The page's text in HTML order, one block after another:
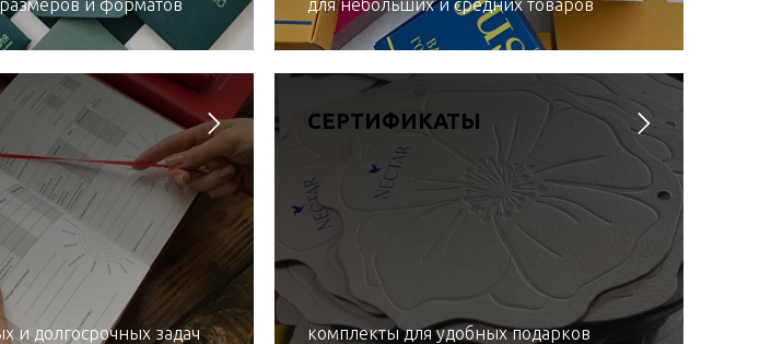
и форматов для небольших и средних товаров
и долгосрочных задач
СЕРТИФИКАТЫ
комплекты для удобных подарков